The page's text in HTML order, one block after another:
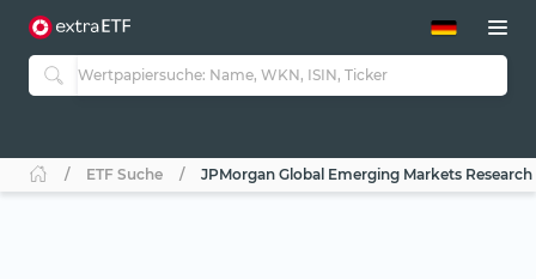
ETF-Guide 2.0
Guide Aktive ETFs
ETF-Sparpläne
ETF Suche JPMorgan Global Emerging Markets